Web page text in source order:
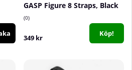
GASP Figure 8 Straps, Black
0
349 kr Köp!